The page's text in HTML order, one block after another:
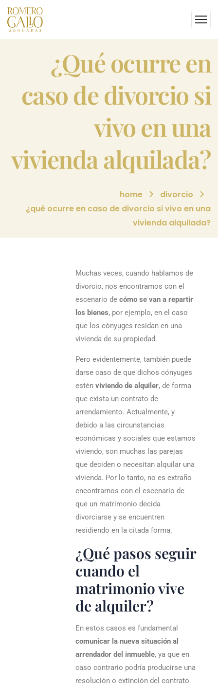
¿qué ocurre en
caso de divorcio si
vivo en una
vivienda alquilada?
home
divorcio
¿qué ocurre en caso de divorcio si vivo en una
vivienda alquilada?
Muchas veces, cuando hablamos de
divorcio, nos encontramos con el
escenario de cómo se van a repartir
los bienes, por ejemplo, en el caso
que los cónyuges residan en una
vivienda de su propiedad.
Pero evidentemente, también puede
darse caso de que dichos cónyuges
estén viviendo de alquiler, de forma
que exista un contrato de
arrendamiento. Actualmente, y
debido a las circunstancias
económicas y sociales que estamos
viviendo, son muchas las parejas
que deciden o necesitan alquilar una
vivienda. Por lo tanto, no es extraño
encontrarnos con el escenario de
que un matrimonio decida
divorciarse y se encuentren
residiendo en la citada forma.
¿Qué pasos seguir
cuando el
matrimonio vive
de alquiler?
En estos casos es fundamental
comunicar la nueva situación al
arrendador del inmueble, ya que en
caso contrario podría producirse una
resolución o extinción del contrato